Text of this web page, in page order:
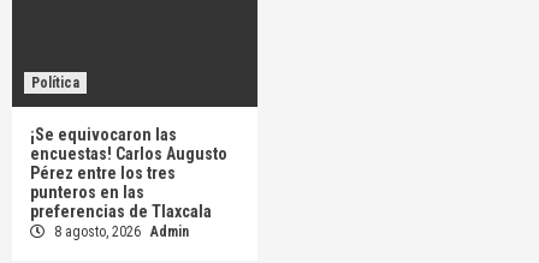
Política
¡Se equivocaron las
encuestas! Carlos Augusto
Pérez entre los tres
punteros en las
preferencias de Tlaxcala
8 agosto, 2026 Admin